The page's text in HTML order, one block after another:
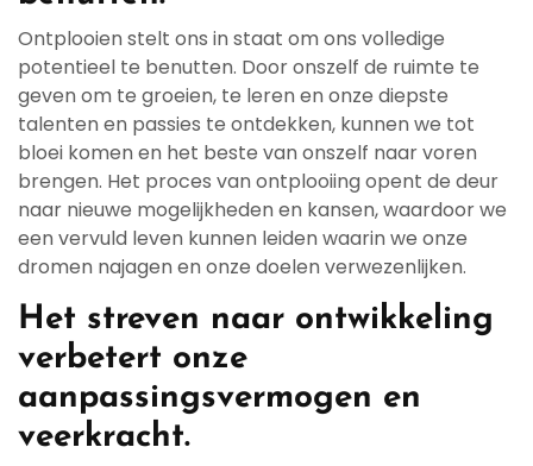
Ontplooien stelt ons in staat om ons volledige
potentieel te benutten. Door onszelf de ruimte te
geven om te groeien, te leren en onze diepste
talenten en passies te ontdekken, kunnen we tot
bloei komen en het beste van onszelf naar voren
brengen. Het proces van ontplooiing opent de deur
naar nieuwe mogelijkheden en kansen, waardoor we
een vervuld leven kunnen leiden waarin we onze
dromen najagen en onze doelen verwezenlijken.
Het streven naar ontwikkeling
verbetert onze
aanpassingsvermogen en
veerkracht.